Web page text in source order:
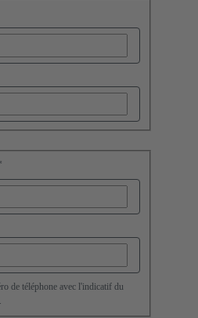
de téléphone avec l'indicatif du